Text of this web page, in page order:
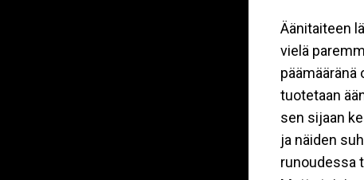
Äänitaiteen
vielä
tuotetaan
sen sijaan
ja näiden
runoudessa